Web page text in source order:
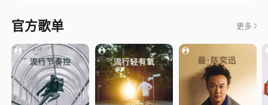
官方歌单 更多